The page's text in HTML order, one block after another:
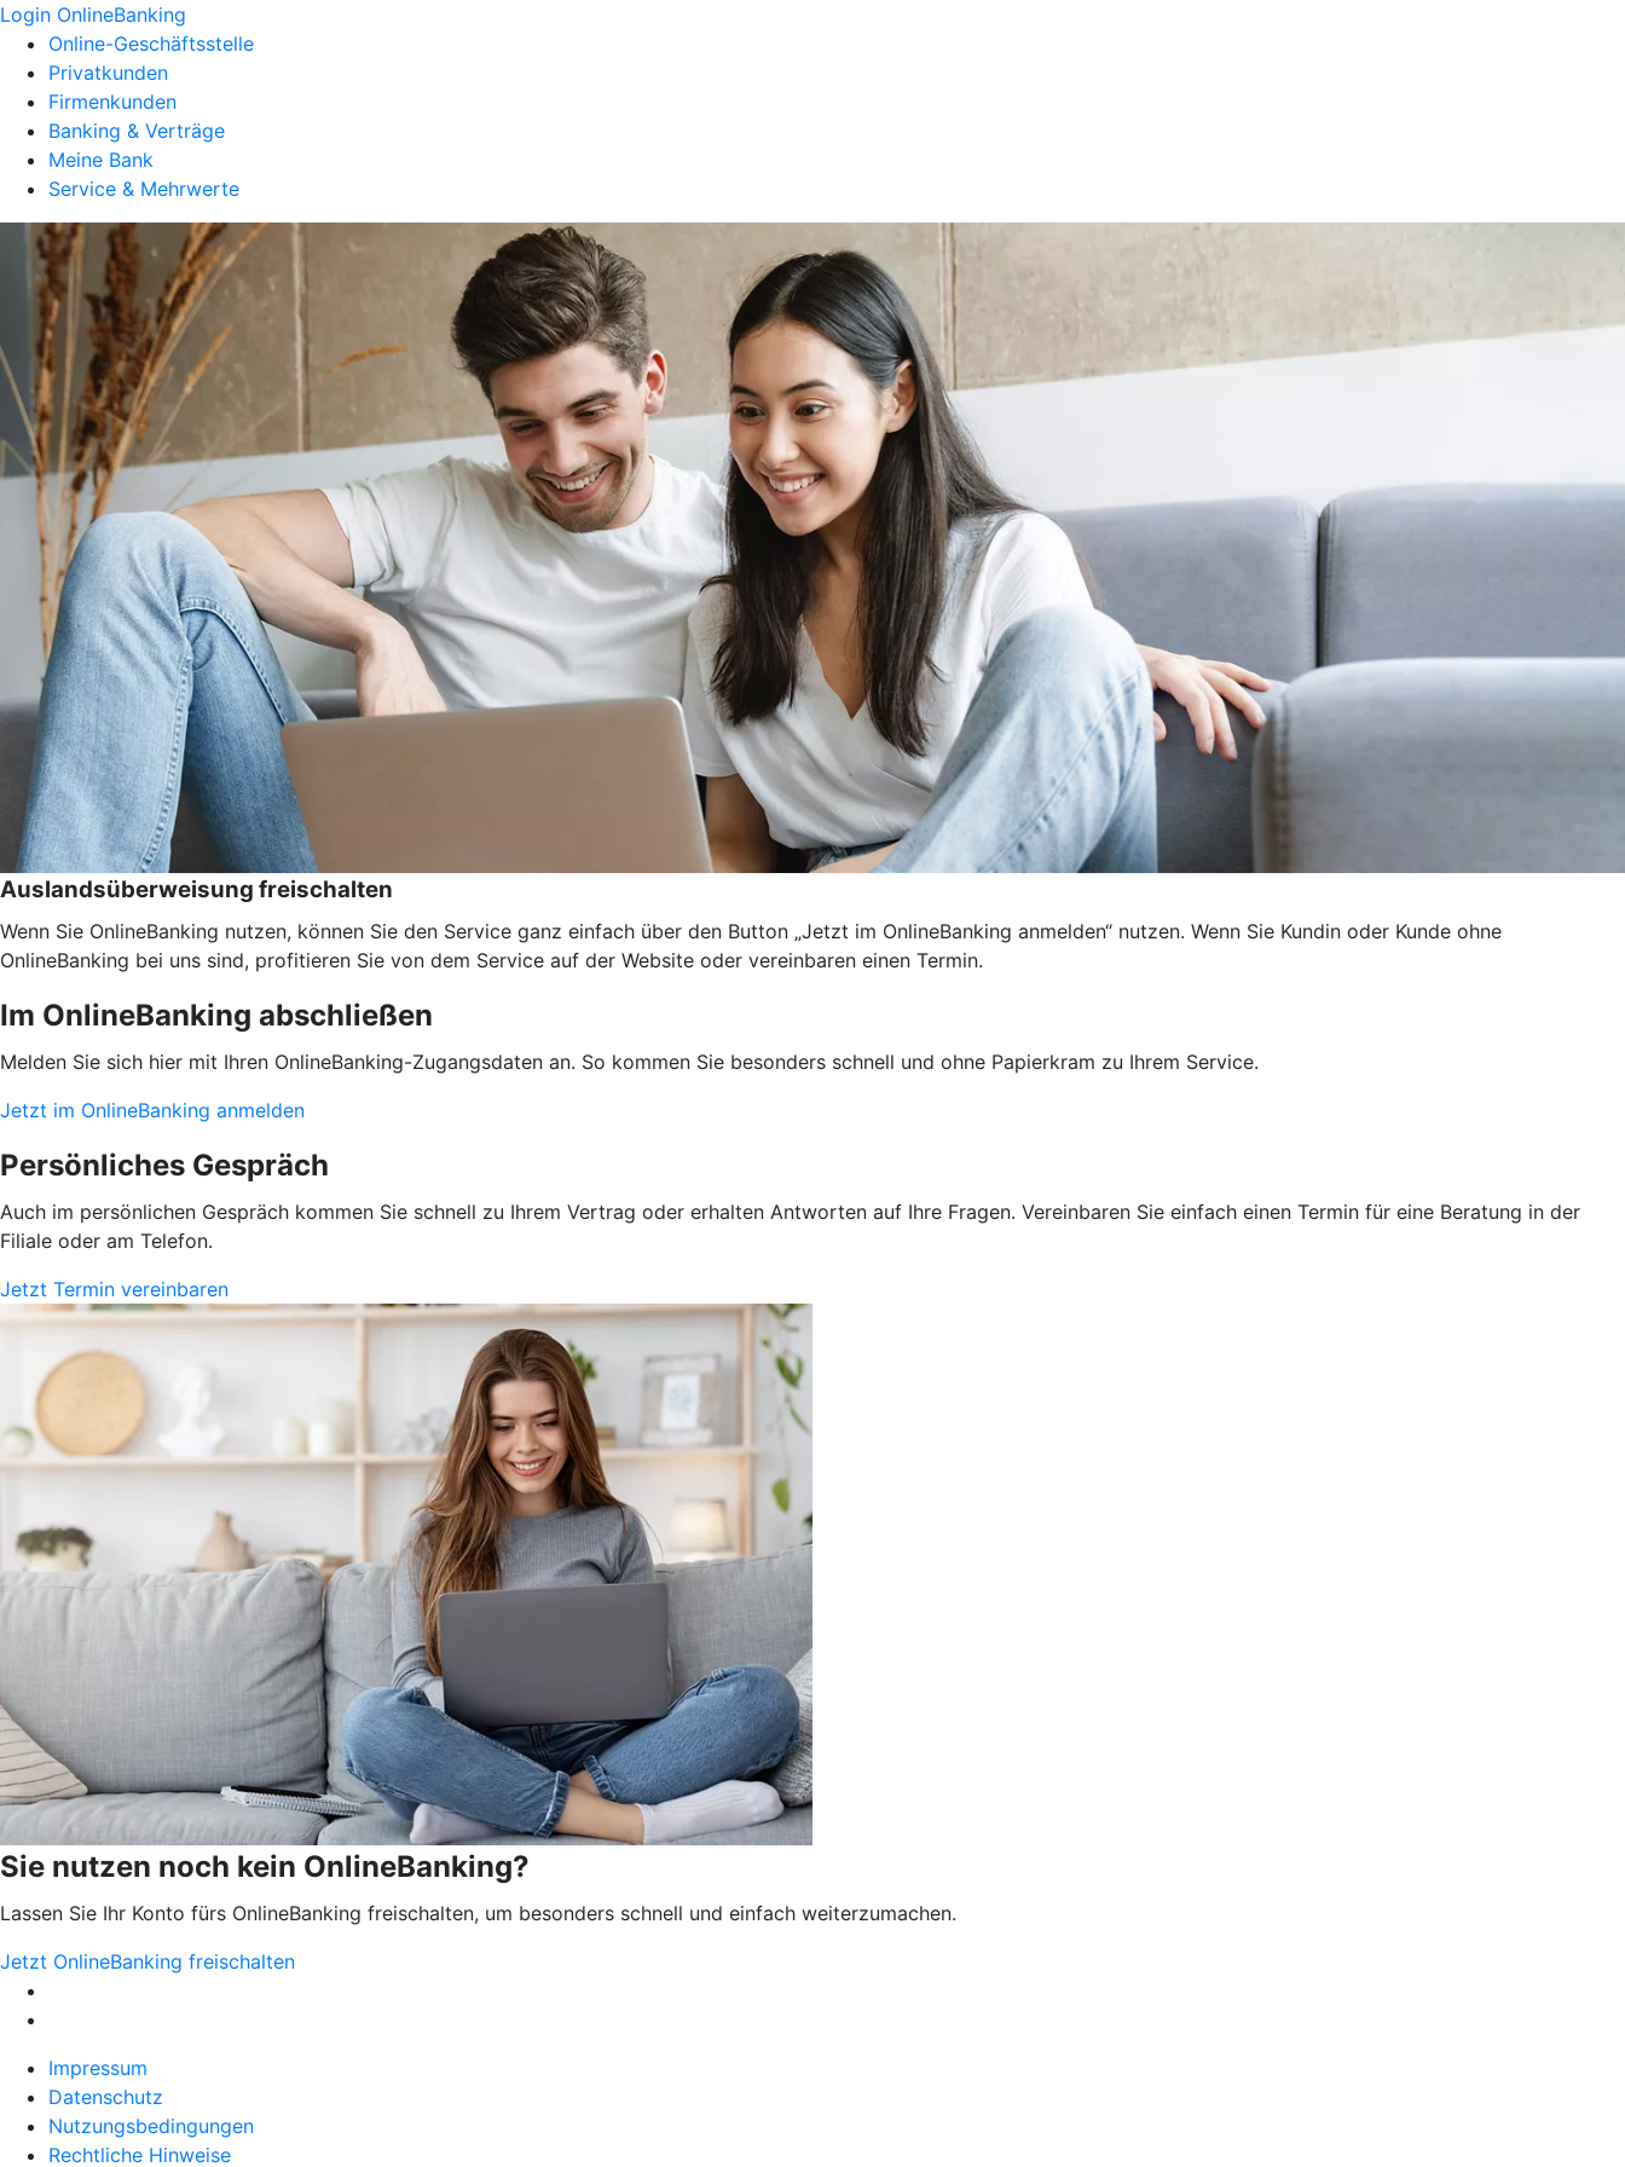
Login OnlineBanking
Online-Geschäftsstelle
Privatkunden
Firmenkunden
Banking & Verträge
Meine Bank
Service & Mehrwerte
Auslandsüberweisung freischalten
Wenn Sie OnlineBanking nutzen, können Sie den Service ganz einfach über den Button „Jetzt im OnlineBanking anmelden“ nutzen. Wenn Sie Kundin oder Kunde ohne
OnlineBanking bei uns sind, profitieren Sie von dem Service auf der Website oder vereinbaren einen Termin.
Im OnlineBanking abschließen
Melden Sie sich hier mit Ihren OnlineBanking-Zugangsdaten an. So kommen Sie besonders schnell und ohne Papierkram zu Ihrem Service.
Jetzt im OnlineBanking anmelden
Persönliches Gespräch
Auch im persönlichen Gespräch kommen Sie schnell zu Ihrem Vertrag oder erhalten Antworten auf Ihre Fragen. Vereinbaren Sie einfach einen Termin für eine Beratung in der
Filiale oder am Telefon.
Jetzt Termin vereinbaren
Sie nutzen noch kein OnlineBanking?
Lassen Sie Ihr Konto fürs OnlineBanking freischalten, um besonders schnell und einfach weiterzumachen.
Jetzt OnlineBanking freischalten
Impressum
Datenschutz
Nutzungsbedingungen
Rechtliche Hinweise